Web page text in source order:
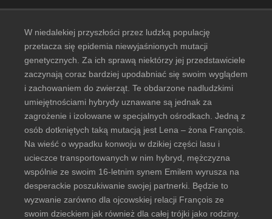
W niedalekiej przyszłości przez ludzką populację
przetacza się epidemia niewyjaśnionych mutacji
genetycznych. Za ich sprawą niektórzy jej przedstawiciele
zaczynają coraz bardziej upodabniać się swoim wyglądem
i zachowaniem do zwierząt. Te obdarzone nadludzkimi
umiejętnościami hybrydy uznawane są jednak za
zagrożenie i izolowane w specjalnych ośrodkach. Jedną z
osób dotkniętych taką mutacją jest Lena – żona François.
Na wieść o wypadku konwoju w dzikiej części lasu i
ucieczce transportowanych w nim hybryd, mężczyzna
wspólnie ze swoim 16-letnim synem Emilem wyrusza na
desperackie poszukiwanie swojej partnerki. Będzie to
wyzwanie zarówno dla ojcowskiej relacji François ze
swoim dzieckiem jak również dla całej trójki jako rodziny.